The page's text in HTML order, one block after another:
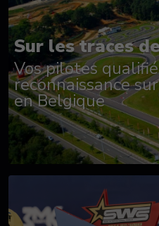
Sur les traces
Vos pilotes
reconnaissance
en Belgique